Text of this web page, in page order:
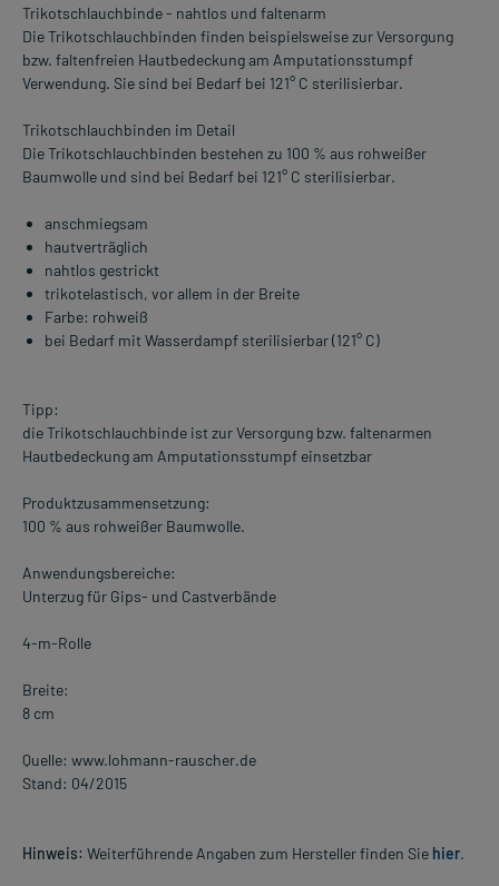
Trikotschlauchbinde - nahtlos und faltenarm
Die Trikotschlauchbinden finden beispielsweise zur Versorgung
bzw. faltenfreien Hautbedeckung am Amputationsstumpf
Verwendung. Sie sind bei Bedarf bei 121° C sterilisierbar.
Trikotschlauchbinden im Detail
Die Trikotschlauchbinden bestehen zu 100 % aus rohweißer
Baumwolle und sind bei Bedarf bei 121° C sterilisierbar.
anschmiegsam
hautverträglich
nahtlos gestrickt
trikotelastisch, vor allem in der Breite
Farbe: rohweiß
bei Bedarf mit Wasserdampf sterilisierbar (121° C)
Tipp:
die Trikotschlauchbinde ist zur Versorgung bzw. faltenarmen
Hautbedeckung am Amputationsstumpf einsetzbar
Produktzusammensetzung:
100 % aus rohweißer Baumwolle.
Anwendungsbereiche:
Unterzug für Gips- und Castverbände
4-m-Rolle
Breite:
8 cm
Quelle: www.lohmann-rauscher.de
Stand: 04/2015
Hinweis: Weiterführende Angaben zum Hersteller finden Sie hier.